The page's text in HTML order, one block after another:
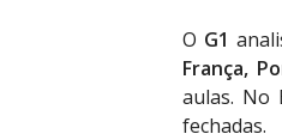
O G1
França,
aulas. No
fechadas.